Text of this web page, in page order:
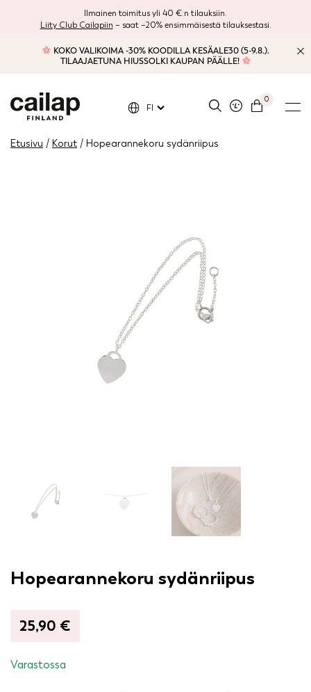
Ilmainen toimitus yli 40 €:n tilauksiin.
Liity Club Cailapiin – saat –20% ensimmäisestä tilauksestasi.
KOKO VALIKOIMA -30% KOODILLA KESÄALE30 (5-9.8.).
TILAAJAETUNA HIUSSOLKI KAUPAN PÄÄLLE!
0
FI
Etusivu / Korut / Hopearannekoru sydänriipus
Hopearannekoru sydänriipus
25,90 €
Varastossa